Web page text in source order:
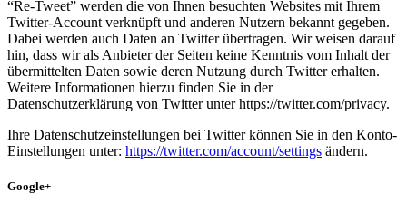
“Re-Tweet” werden die von Ihnen besuchten Websites mit Ihrem
Twitter-Account verknüpft und anderen Nutzern bekannt gegeben.
Dabei werden auch Daten an Twitter übertragen. Wir weisen darauf
hin, dass wir als Anbieter der Seiten keine Kenntnis vom Inhalt der
übermittelten Daten sowie deren Nutzung durch Twitter erhalten.
Weitere Informationen hierzu finden Sie in der
Datenschutzerklärung von Twitter unter https://twitter.com/privacy.
Ihre Datenschutzeinstellungen bei Twitter können Sie in den Konto-
Einstellungen unter: https://twitter.com/account/settings ändern.
Google+